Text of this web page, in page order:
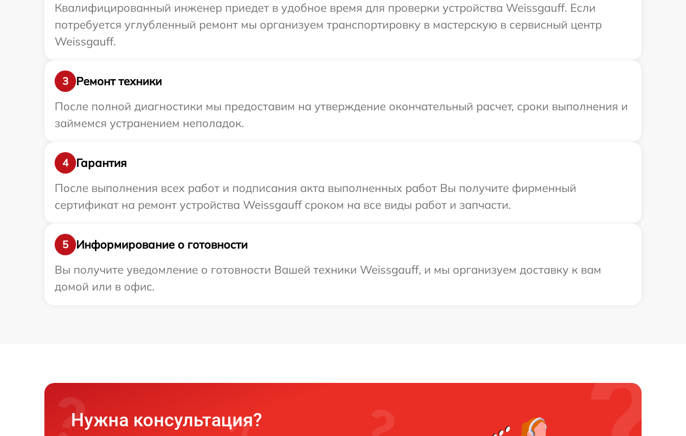
Квалифицированный инженер приедет в удобное время для проверки устройства Weissgauff. Если
потребуется углубленный ремонт мы организуем транспортировку в мастерскую в сервисный центр
Weissgauff.
3
Ремонт техники
После полной диагностики мы предоставим на утверждение окончательный расчет, сроки выполнения и
займемся устранением неполадок.
4
Гарантия
После выполнения всех работ и подписания акта выполненных работ Вы получите фирменный
сертификат на ремонт устройства Weissgauff сроком на все виды работ и запчасти.
5
Информирование о готовности
Вы получите уведомление о готовности Вашей техники Weissgauff, и мы организуем доставку к вам
домой или в офис.
Нужна консультация?